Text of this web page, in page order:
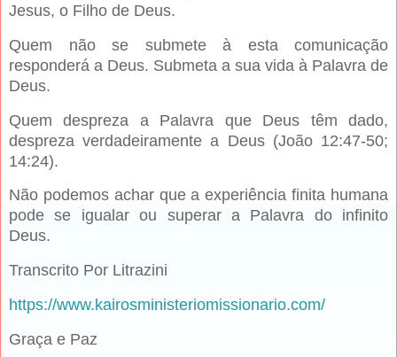
Jesus, o Filho de Deus.
Quem não se submete à esta comunicação
responderá a Deus. Submeta a sua vida à Palavra de
Deus.
Quem despreza a Palavra que Deus têm dado,
despreza verdadeiramente a Deus (João 12:47-50;
14:24).
Não podemos achar que a experiência finita humana
pode se igualar ou superar a Palavra do infinito
Deus.
Transcrito Por Litrazini
https://www.kairosministeriomissionario.com/
Graça e Paz